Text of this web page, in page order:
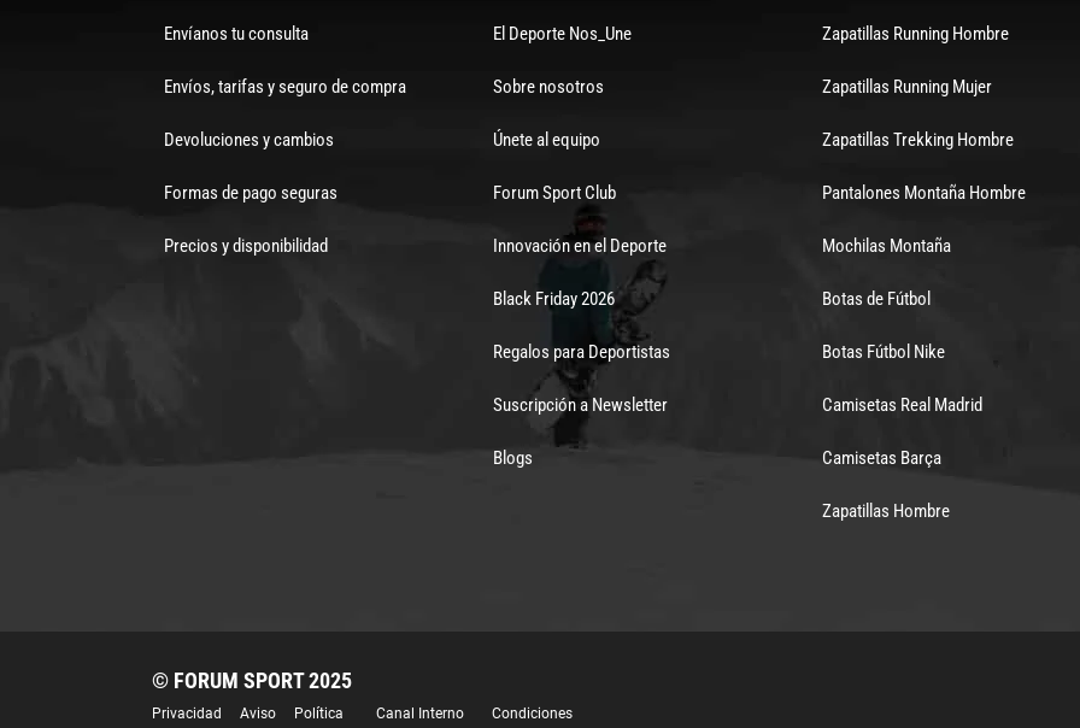
Envíanos tu consulta
Envíos, tarifas y seguro de compra
Devoluciones y cambios
Formas de pago seguras
Precios y disponibilidad
El Deporte Nos_Une
Sobre nosotros
Únete al equipo
Forum Sport Club
Innovación en el Deporte
Black Friday 2026
Regalos para Deportistas
Suscripción a Newsletter
Blogs
Zapatillas Running Hombre
Zapatillas Running Mujer
Zapatillas Trekking Hombre
Pantalones Montaña Hombre
Mochilas Montaña
Botas de Fútbol
Botas Fútbol Nike
Camisetas Real Madrid
Camisetas Barça
Zapatillas Hombre
© FORUM SPORT 2025
Privacidad
Aviso
Política
Canal Interno
Condiciones